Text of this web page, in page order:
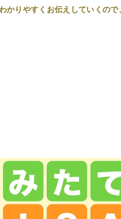
かりやすくお伝えしていくので